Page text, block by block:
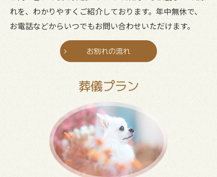
れを、わかりやすくご紹介しております。年中無休で、
お電話などからいつでもお問い合わせいただけます。
お別れの流れ
葬儀プラン